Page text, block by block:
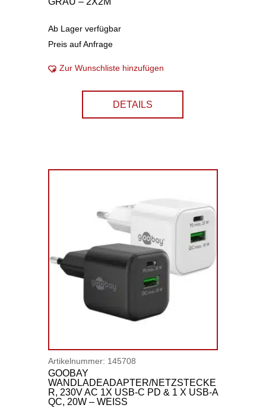
Ab Lager verfügbar
Preis auf Anfrage
Zur Wunschliste hinzufügen
DETAILS
Artikelnummer: 145708
GOOBAY
WANDLADEADAPTER/NETZSTECKE
R, 230V AC 1X USB-C PD & 1 X USB-A
QC, 20W – WEISS